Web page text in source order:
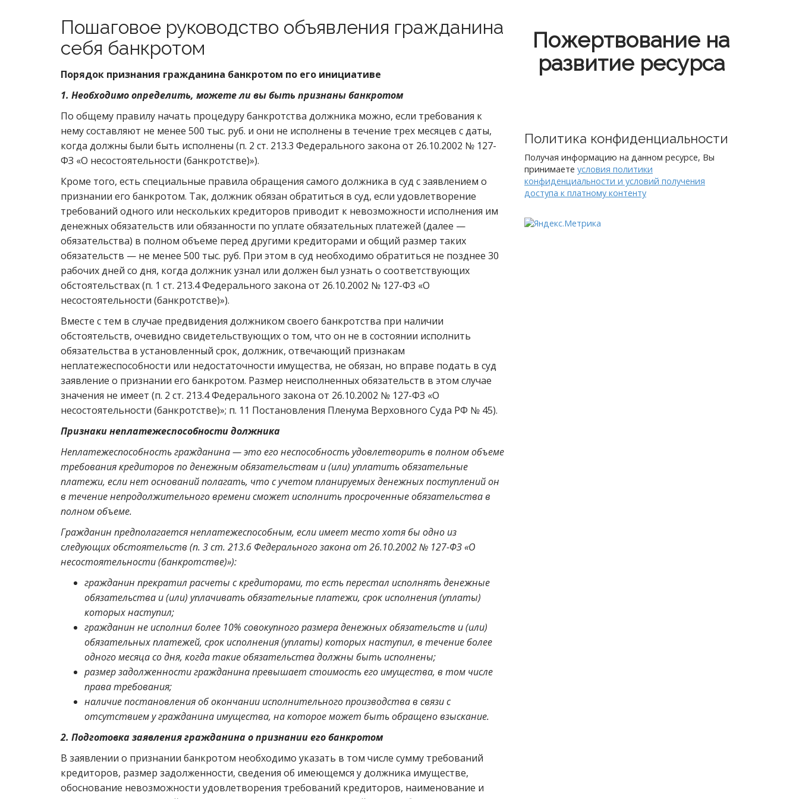
Пошаговое руководство объявления гражданина
себя банкротом
Порядок признания гражданина банкротом по его инициативе
1. Необходимо определить, можете ли вы быть признаны банкротом
По общему правилу начать процедуру банкротства должника можно, если требования к
нему составляют не менее 500 тыс. руб. и они не исполнены в течение трех месяцев с даты,
когда должны были быть исполнены (п. 2 ст. 213.3 Федерального закона от 26.10.2002 № 127-
ФЗ «О несостоятельности (банкротстве)»).
Кроме того, есть специальные правила обращения самого должника в суд с заявлением о
признании его банкротом. Так, должник обязан обратиться в суд, если удовлетворение
требований одного или нескольких кредиторов приводит к невозможности исполнения им
денежных обязательств или обязанности по уплате обязательных платежей (далее —
обязательства) в полном объеме перед другими кредиторами и общий размер таких
обязательств — не менее 500 тыс. руб. При этом в суд необходимо обратиться не позднее 30
рабочих дней со дня, когда должник узнал или должен был узнать о соответствующих
обстоятельствах (п. 1 ст. 213.4 Федерального закона от 26.10.2002 № 127-ФЗ «О
несостоятельности (банкротстве)»).
Вместе с тем в случае предвидения должником своего банкротства при наличии
обстоятельств, очевидно свидетельствующих о том, что он не в состоянии исполнить
обязательства в установленный срок, должник, отвечающий признакам
неплатежеспособности или недостаточности имущества, не обязан, но вправе подать в суд
заявление о признании его банкротом. Размер неисполненных обязательств в этом случае
значения не имеет (п. 2 ст. 213.4 Федерального закона от 26.10.2002 № 127-ФЗ «О
несостоятельности (банкротстве)»; п. 11 Постановления Пленума Верховного Суда РФ № 45).
Признаки неплатежеспособности должника
Неплатежеспособность гражданина — это его неспособность удовлетворить в полном объеме
требования кредиторов по денежным обязательствам и (или) уплатить обязательные
платежи, если нет оснований полагать, что с учетом планируемых денежных поступлений он
в течение непродолжительного времени сможет исполнить просроченные обязательства в
полном объеме.
Гражданин предполагается неплатежеспособным, если имеет место хотя бы одно из
следующих обстоятельств (п. 3 ст. 213.6 Федерального закона от 26.10.2002 № 127-ФЗ «О
несостоятельности (банкротстве)»):
гражданин прекратил расчеты с кредиторами, то есть перестал исполнять денежные
обязательства и (или) уплачивать обязательные платежи, срок исполнения (уплаты)
которых наступил;
гражданин не исполнил более 10% совокупного размера денежных обязательств и (или)
обязательных платежей, срок исполнения (уплаты) которых наступил, в течение более
одного месяца со дня, когда такие обязательства должны быть исполнены;
размер задолженности гражданина превышает стоимость его имущества, в том числе
права требования;
наличие постановления об окончании исполнительного производства в связи с
отсутствием у гражданина имущества, на которое может быть обращено взыскание.
2. Подготовка заявления гражданина о признании его банкротом
В заявлении о признании банкротом необходимо указать в том числе сумму требований
кредиторов, размер задолженности, сведения об имеющемся у должника имуществе,
обоснование невозможности удовлетворения требований кредиторов, наименование и
Пожертвование на
развитие ресурса
Политика конфиденциальности
Получая информацию на данном ресурсе, Вы
принимаете условия политики
конфиденциальности и условий получения
доступа к платному контенту